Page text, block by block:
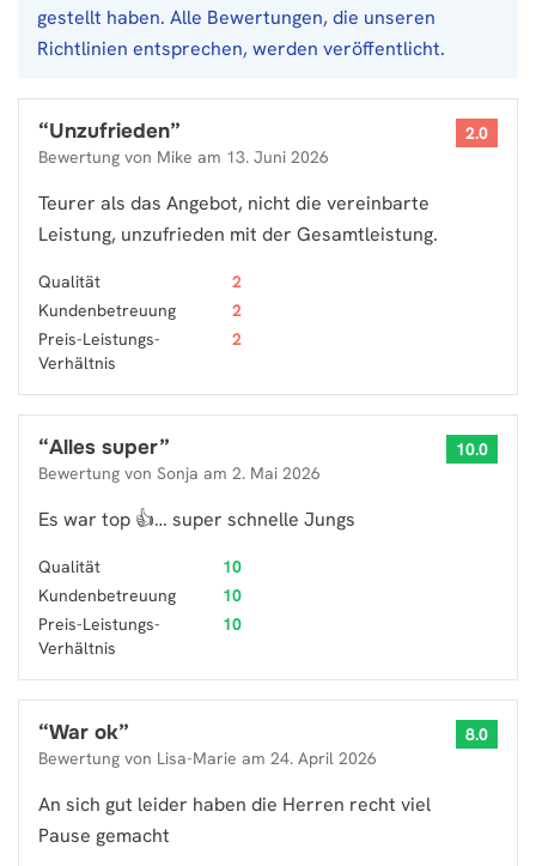
gestellt haben. Alle Bewertungen, die unseren
Richtlinien entsprechen, werden veröffentlicht.
“Unzufrieden”
Bewertung von Mike am 13. Juni 2026
2.0
Teurer als das Angebot, nicht die vereinbarte
Leistung, unzufrieden mit der Gesamtleistung.
Qualität
2
Kundenbetreuung
2
Preis-Leistungs-
Verhältnis
2
“Alles super”
Bewertung von Sonja am 2. Mai 2026
10.0
Es war top 👍… super schnelle Jungs
Qualität
10
Kundenbetreuung
10
Preis-Leistungs-
Verhältnis
10
“War ok”
Bewertung von Lisa-Marie am 24. April 2026
8.0
An sich gut leider haben die Herren recht viel
Pause gemacht